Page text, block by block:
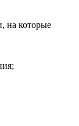
на которые